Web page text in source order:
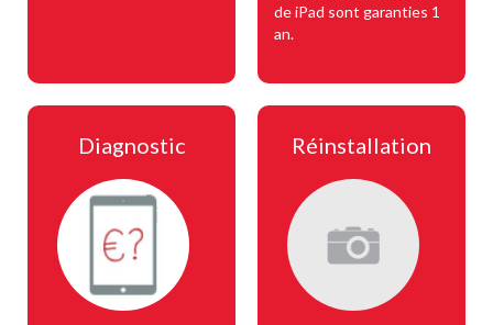
de iPad sont garanties 1
an.
Diagnostic Réinstallation